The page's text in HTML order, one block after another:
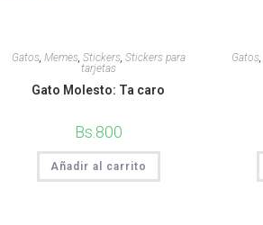
Gatos, Memes, Stickers, Stickers para
tarjetas
Gato Molesto: Ta caro
Bs.800
Añadir al carrito
Gatos,